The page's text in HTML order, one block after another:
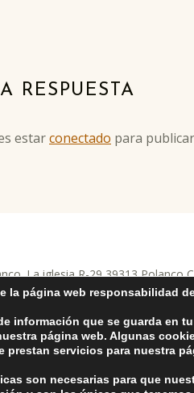
RESPUESTA
estarconectado para
La iglesia R-29 39313 Polanco
de Datos Personales-
la página web responsabilidad
información que se guarda en tu
página web. Algunas
prestan servicios para nuestra
son necesarias para que